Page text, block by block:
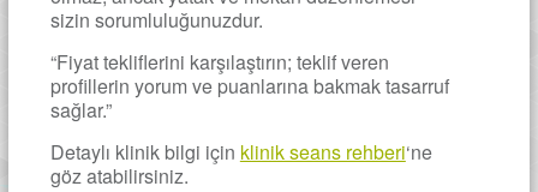
sizin sorumluluğunuzdur.
“Fiyat tekliflerini karşılaştırın; teklif veren
profillerin yorum ve puanlarına bakmak tasarruf
sağlar.”
Detaylı klinik bilgi için klinik seans rehberi‘ne
göz atabilirsiniz.